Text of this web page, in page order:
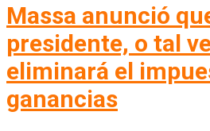
Massa anunció
presidente, o tal
eliminará el
ganancias